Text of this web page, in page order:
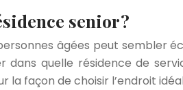
senior ?
âgées peut sembler
dans quelle résidence de
la façon de choisir l’endroit